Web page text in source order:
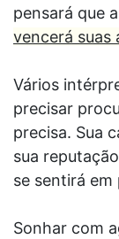
pensará que
vencerá suas
Vários
precisar
precisa. Sua
sua
se sentirá
Sonhar com